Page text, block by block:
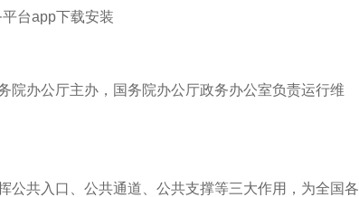
院办公厅主办，国务院办公厅政务办公室负责运行维
公共入口、公共通道、公共支撑等三大作用，为全国各